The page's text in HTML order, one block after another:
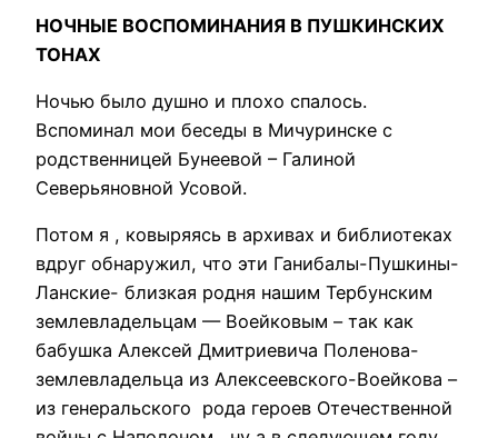
НОЧНЫЕ ВОСПОМИНАНИЯ В ПУШКИНСКИХ
ТОНАХ
Ночью было душно и плохо спалось.
Вспоминал мои беседы в Мичуринске с
родственницей Бунеевой – Галиной
Северьяновной Усовой.
Потом я , ковыряясь в архивах и библиотеках
вдруг обнаружил, что эти Ганибалы-Пушкины-
Ланские- близкая родня нашим Тербунским
землевладельцам — Воейковым – так как
бабушка Алексей Дмитриевича Поленова-
землевладельца из Алексеевского-Воейкова –
из генеральского рода героев Отечественной